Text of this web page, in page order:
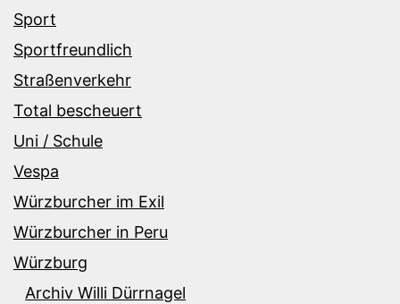
Sport
Sportfreundlich
Straßenverkehr
Total bescheuert
Uni / Schule
Vespa
Würzburcher im Exil
Würzburcher in Peru
Würzburg
Archiv Willi Dürrnagel